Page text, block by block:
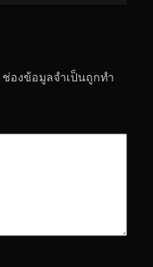
ช่องข้อมูลจำเป็นถูกทำ